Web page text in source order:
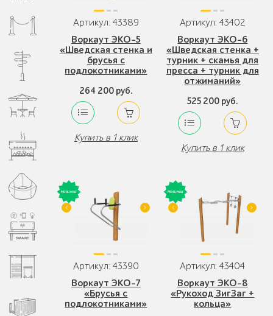
Артикул: 43389
Воркаут ЭКО-5
«Шведская стенка и
брусья с
подлокотниками»
264 200 руб.
Купить в 1 клик
Артикул: 43402
Воркаут ЭКО-6
«Шведская стенка +
турник + скамья для
пресса + турник для
отжиманий»
525 200 руб.
Купить в 1 клик
Артикул: 43390
Воркаут ЭКО-7
«Брусья с
подлокотниками»
Артикул: 43404
Воркаут ЭКО-8
«Рукоход ЗигЗаг +
кольца»